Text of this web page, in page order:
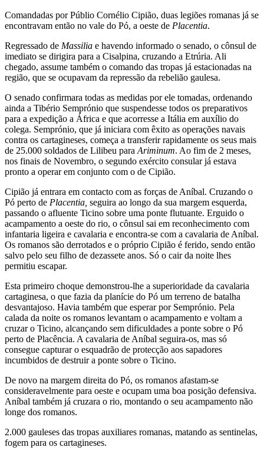
Comandadas por Públio Cornélio Cipião, duas legiões romanas já se
encontravam então no vale do Pó, a oeste de Placentia.
Regressado de Massilia e havendo informado o senado, o cônsul de
imediato se dirigira para a Cisalpina, cruzando a Etrúria. Ali
chegado, assume também o comando das tropas já estacionadas na
região, que se ocupavam da repressão da rebelião gaulesa.
O senado confirmara todas as medidas por ele tomadas, ordenando
ainda a Tibério Semprónio que suspendesse todos os preparativos
para a expedição a África e que acorresse a Itália em auxílio do
colega. Semprónio, que já iniciara com êxito as operações navais
contra os cartagineses, começa a transferir rapidamente os seus mais
de 25.000 soldados de Lilibeu para Ariminum. Ao fim de 2 meses,
nos finais de Novembro, o segundo exército consular já estava
pronto a operar em conjunto com o de Cipião.
Cipião já entrara em contacto com as forças de Aníbal. Cruzando o
Pó perto de Placentia, seguira ao longo da sua margem esquerda,
passando o afluente Ticino sobre uma ponte flutuante. Erguido o
acampamento a oeste do rio, o cônsul sai em reconhecimento com
infantaria ligeira e cavalaria e encontra-se com a cavalaria de Aníbal.
Os romanos são derrotados e o próprio Cipião é ferido, sendo então
salvo pelo seu filho de dezassete anos. Só o cair da noite lhes
permitiu escapar.
Esta primeiro choque demonstrou-lhe a superioridade da cavalaria
cartaginesa, o que fazia da planície do Pó um terreno de batalha
desvantajoso. Havia também que esperar por Semprónio. Pela
calada da noite os romanos levantam o acampamento e voltam a
cruzar o Ticino, alcançando sem dificuldades a ponte sobre o Pó
perto de Placência. A cavalaria de Aníbal seguira-os, mas só
consegue capturar o esquadrão de protecção aos sapadores
incumbidos de destruir a ponte sobre o Ticino.
De novo na margem direita do Pó, os romanos afastam-se
consideravelmente para oeste e ocupam uma boa posição defensiva.
Aníbal também já cruzara o rio, montando o seu acampamento não
longe dos romanos.
2.000 gauleses das tropas auxiliares romanas, matando as sentinelas,
fogem para os cartagineses.